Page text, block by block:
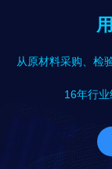
从原材料采购、检
16年行业